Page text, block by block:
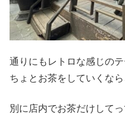
通りにもレトロな感じの
ちょとお茶をしていくな
別に店内でお茶だけして